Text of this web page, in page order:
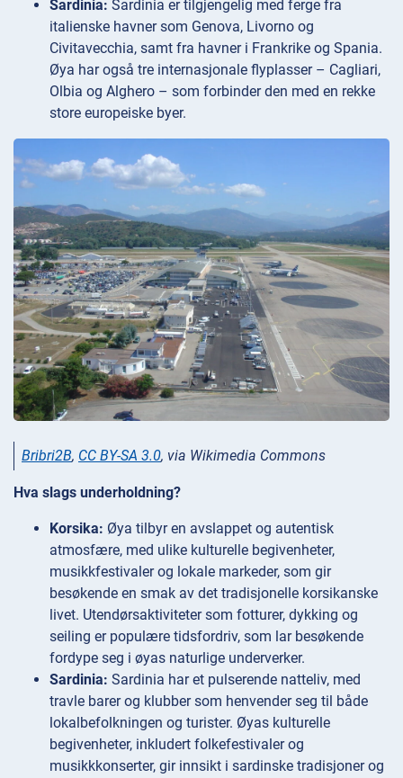
Sardinia: Sardinia er tilgjengelig med ferge fra
italienske havner som Genova, Livorno og
Civitavecchia, samt fra havner i Frankrike og Spania.
Øya har også tre internasjonale flyplasser – Cagliari,
Olbia og Alghero – som forbinder den med en rekke
store europeiske byer.
Bribri2B, CC BY-SA 3.0, via Wikimedia Commons
Hva slags underholdning?
Korsika: Øya tilbyr en avslappet og autentisk
atmosfære, med ulike kulturelle begivenheter,
musikkfestivaler og lokale markeder, som gir
besøkende en smak av det tradisjonelle korsikanske
livet. Utendørsaktiviteter som fotturer, dykking og
seiling er populære tidsfordriv, som lar besøkende
fordype seg i øyas naturlige underverker.
Sardinia: Sardinia har et pulserende natteliv, med
travle barer og klubber som henvender seg til både
lokalbefolkningen og turister. Øyas kulturelle
begivenheter, inkludert folkefestivaler og
musikkkonserter, gir innsikt i sardinske tradisjoner og